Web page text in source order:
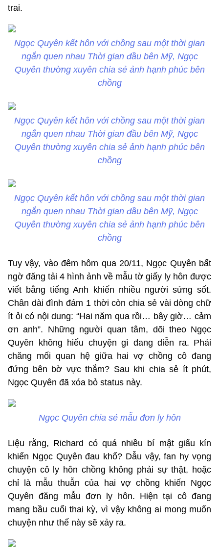
trai.
Ngọc Quyên kết hôn với chồng sau một thời gian
ngắn quen nhau Thời gian đầu bên Mỹ, Ngọc
Quyên thường xuyên chia sẻ ảnh hạnh phúc bên
chồng
Ngọc Quyên kết hôn với chồng sau một thời gian
ngắn quen nhau Thời gian đầu bên Mỹ, Ngọc
Quyên thường xuyên chia sẻ ảnh hạnh phúc bên
chồng
Ngọc Quyên kết hôn với chồng sau một thời gian
ngắn quen nhau Thời gian đầu bên Mỹ, Ngọc
Quyên thường xuyên chia sẻ ảnh hạnh phúc bên
chồng
Tuy vậy, vào đêm hôm qua 20/11, Ngọc Quyên bất
ngờ đăng tải 4 hình ảnh về mẫu tờ giấy ly hôn được
viết bằng tiếng Anh khiến nhiều người sửng sốt.
Chân dài đình đám 1 thời còn chia sẻ vài dòng chữ
ít ỏi có nội dung: “Hai năm qua rồi… bây giờ… cảm
ơn anh”. Những người quan tâm, dõi theo Ngọc
Quyên không hiểu chuyện gì đang diễn ra. Phải
chăng mối quan hệ giữa hai vợ chồng cô đang
đứng bên bờ vực thẳm? Sau khi chia sẻ ít phút,
Ngọc Quyên đã xóa bỏ status này.
Ngọc Quyên chia sẻ mẫu đơn ly hôn
Liệu rằng, Richard có quá nhiều bí mật giấu kín
khiến Ngọc Quyên đau khổ? Dẫu vậy, fan hy vọng
chuyện cô ly hôn chồng không phải sự thật, hoặc
chỉ là mẫu thuẫn của hai vợ chồng khiến Ngọc
Quyên đăng mẫu đơn ly hôn. Hiện tại cô đang
mang bầu cuối thai kỳ, vì vậy không ai mong muốn
chuyện như thế này sẽ xảy ra.